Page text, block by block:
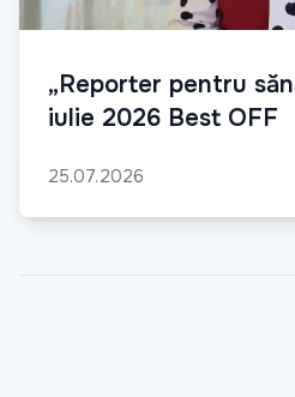
„Reporter pentru
iulie 2026 Best OFF
25.07.2026